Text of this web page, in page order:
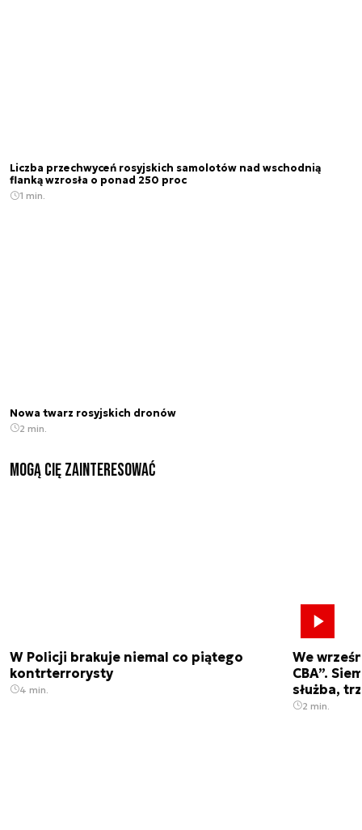
Liczba przechwyceń rosyjskich samolotów nad wschodnią
flanką wzrosła o ponad 250 proc
1 min.
Nowa twarz rosyjskich dronów
2 min.
Mogą Cię zainteresować
W Policji brakuje niemal co piątego
kontrterrorysty
4 min.
We
CBA”.
służba,
2 min.